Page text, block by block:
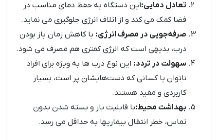
تعادل دمایی:این دستگاه به حفظ دمای مناسب در
فضا کمک می ‌کند و از اتلاف انرژی جلوگیری می ‌نماید.
صرفه‌جویی در مصرف انرژی: با کاهش زمان باز بودن
درب، بدیهی است که انرژی کمتری هم مصرف می‌ شود.
سهولت در تردد: این نوع درب‌ ها به ویژه برای افراد
ناتوان یا کسانی که دست‌هایشان پر است، بسیار
کاربردی و مفید هستند.
بهداشت محیط:با قابلیت باز و بسته شدن بدون
تماس، خطر انتقال بیماریها به حداقل می‌ رسد.